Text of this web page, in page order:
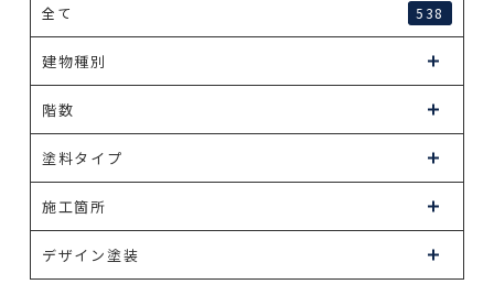
全て 538
建物種別
階数
塗料タイプ
施工箇所
デザイン塗装